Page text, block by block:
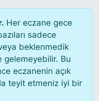
Her eczane gece
sadece
beklenmedik
gelemeyebilir. Bu
eczanenin açık
teyit etmeniz iyi bir